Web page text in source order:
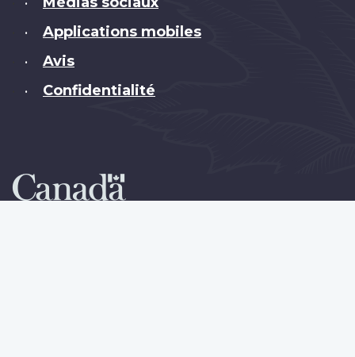
•
• Applications mobiles
• Avis
• Confidentialité